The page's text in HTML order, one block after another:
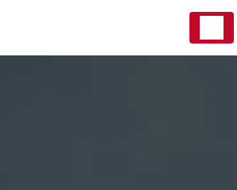
cookies